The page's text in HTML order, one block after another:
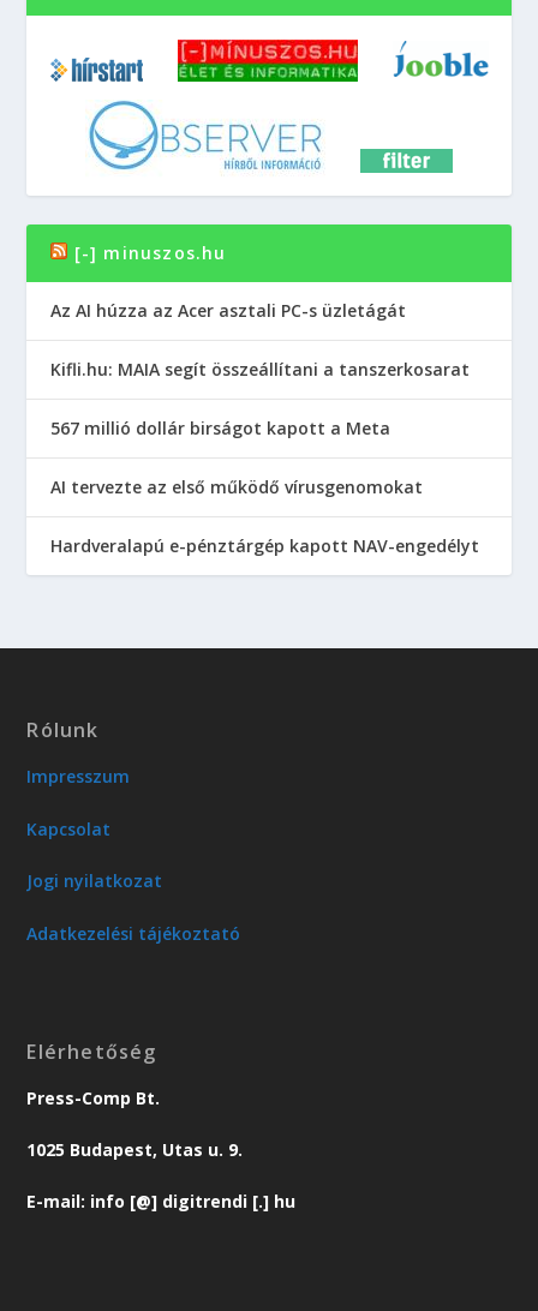
[-] minuszos.hu
Az AI húzza az Acer asztali PC-s üzletágát
Kifli.hu: MAIA segít összeállítani a tanszerkosarat
567 millió dollár birságot kapott a Meta
AI tervezte az első működő vírusgenomokat
Hardveralapú e-pénztárgép kapott NAV-engedélyt
Rólunk
Impresszum
Kapcsolat
Jogi nyilatkozat
Adatkezelési tájékoztató
Elérhetőség
Press-Comp Bt.
1025 Budapest, Utas u. 9.
E-mail: info [@] digitrendi [.] hu